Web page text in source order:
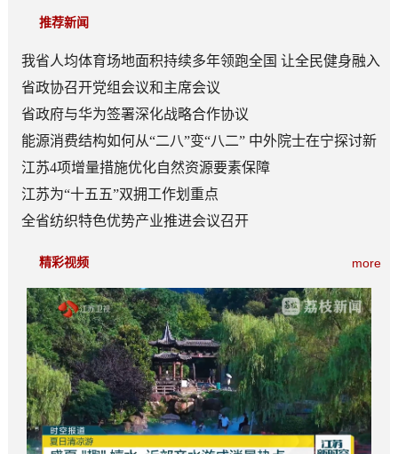
推荐新闻
我省人均体育场地面积持续多年领跑全国 让全民健身融入
日常成为风尚
省政协召开党组会议和主席会议
省政府与华为签署深化战略合作协议
能源消费结构如何从“二八”变“八二” 中外院士在宁探讨新
型能源体系建设
江苏4项增量措施优化自然资源要素保障
江苏为“十五五”双拥工作划重点
全省纺织特色优势产业推进会议召开
more
精彩视频